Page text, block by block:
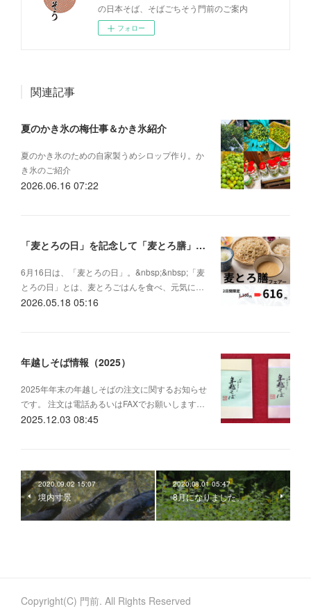
の日本そば、そばごちそう門前のご案内
フォロー
関連記事
夏のかき氷の梅仕事＆かき氷紹介
夏のかき氷のための自家製うめシロップ作り。か
き氷のご紹介
2026.06.16 07:22
「麦とろの日」を記念して「麦とろ膳」を特別価格616円で提供します
6月16日は、「麦とろの日」。&nbsp;&nbsp;「麦
とろの日」とは、麦とろごはんを食べ、元気に…
2026.05.18 05:16
年越しそば情報（2025）
2025年年末の年越しそばの注文に関するお知らせ
です。 注文は電話あるいはFAXでお願いします…
2025.12.03 08:45
2020.09.02 15:07
境内寸景
2020.08.01 05:47
8月になりました。
Copyright(C) 門前. All Rights Reserved